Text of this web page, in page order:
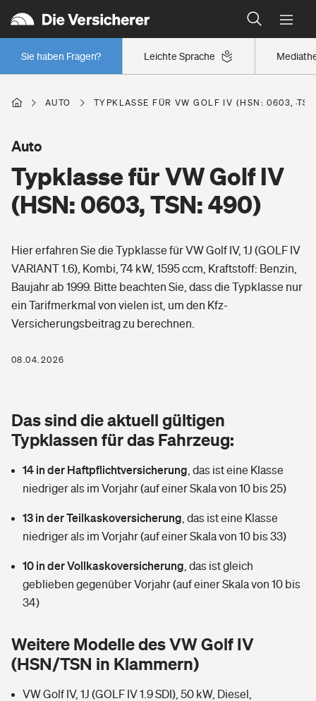
Leichte Sprache
Sie haben Fragen?
Wer versichert was: Jetzt Versicherer finden
Regionalklassen: So ist Ihre Region eingestuft
Wer versichert was: Jetzt Versicherer finden
Berufsunfähigkeitsversicherung
Erwerbsunfähigkeitsversicherung
Grundfähigkeitsversicherung
Arbeitsrechtsschutz
Berufshaftpflichtversicherung
Zur Übersicht
Tools
Wer versichert was: Jetzt Versicherer finden
Sie haben Fragen?
Wohnen
Glasversicherung
Mietkautionsversicherung
Restkreditversicherung
Zur Übersicht
Hochwasser-Check: Wie gefährdet ist Ihr Haus?
Freizeit
Pri­vate Haft­pflicht­
Kinderunfall­ver­si­che­rung
Kinderinvalidität
Reiseversicherung
Pferdehalter-Haftpflicht
Private Cyberversicherung
Gesundheit
Private Krankenversicherung
Dread-Disease-Versicherung
Tierkrankenversicherung
Wer versichert was: Jetzt Versicherer finden
Sie haben Fragen?
Rentenrechner: Wie viel Geld bekomme ich im Alter?
AUTO TYPKLASSE FÜR VW GOLF IV (HSN: 0603,
Typklasse für VW Golf IV
(HSN: 0603, TSN: 490)
Auto
Hier erfahren Sie die Typklasse für VW Golf IV, 1J (GOLF IV
VARIANT 1.6), Kombi, 74 kW, 1595 ccm, Kraftstoff: Benzin,
Baujahr ab 1999. Bitte beachten Sie, dass die Typklasse nur
ein Tarifmerkmal von vielen ist, um den Kfz-
Versicherungsbeitrag zu berechnen.
08.04.2026
Das sind die aktuell gültigen
Typklassen für das Fahrzeug:
14 in der Haftpflichtversicherung das ist eine Klasse
niedriger als im Vorjahr (auf einer Skala von 10 bis 25)
13 in der Teilkaskoversicherung das ist eine Klasse
niedriger als im Vorjahr (auf einer Skala von 10 bis 33)
10 in der Vollkaskoversicherung das ist gleich
geblieben gegenüber Vorjahr (auf einer Skala von 10 bis
34)
Weitere Modelle des VW Golf IV
(HSN/TSN in Klammern)
VW Golf IV, 1J (GOLF IV 1.9 SDI), 50 kW, Diesel,